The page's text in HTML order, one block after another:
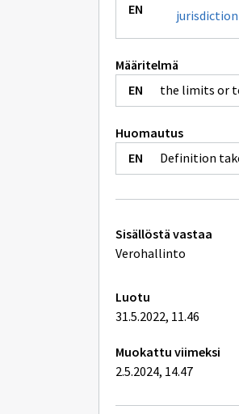
jurisdiction
Määritelmä
the limits or
Huomautus
Definition
Tekniset
lisätiedot
Sisällöstä vastaa
Verohallinto
Luotu
31.5.2022, 11.46
Muokattu viimeksi
2.5.2024, 14.47